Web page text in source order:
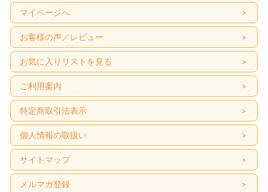
マイページへ
お客様の声／レビュー
お気に入りリストを見る
ご利用案内
特定商取引法表示
個人情報の取扱い
サイトマップ
メルマガ登録